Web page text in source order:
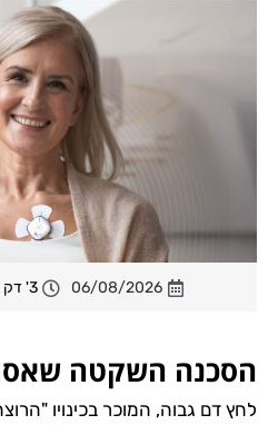
06/08/2026 3' דק קריאה
הסכנה השקטה
לחץ דם גבוה, המוכר בכינויו